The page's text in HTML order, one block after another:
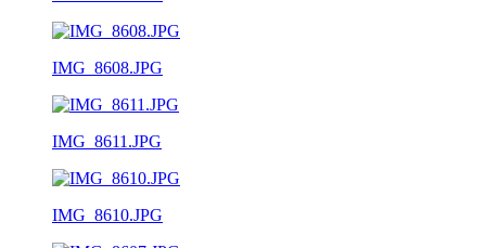
IMG_8608.JPG
IMG_8611.JPG
IMG_8610.JPG